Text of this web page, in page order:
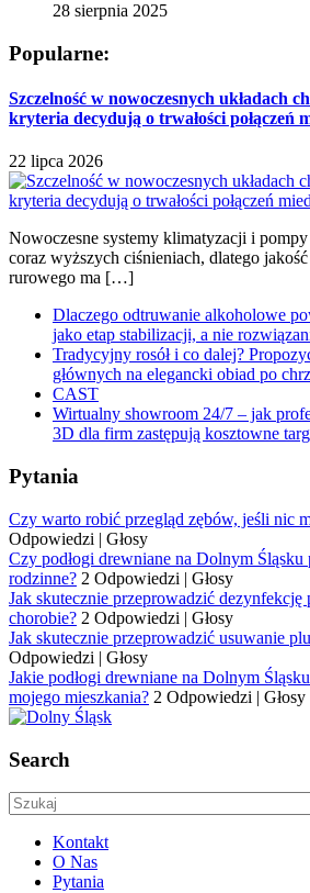
28 sierpnia 2025
Popularne:
Szczelność w nowoczesnych układach
kryteria decydują o trwałości połączeń
22 lipca 2026
Nowoczesne systemy klimatyzacji i pompy
coraz wyższych ciśnieniach, dlatego jakość
rurowego ma […]
Dlaczego odtruwanie alkoholowe
jako etap stabilizacji, a nie
Tradycyjny rosół i co dalej?
głównych na elegancki obiad po
CAST
Wirtualny showroom 24/7 – jak
3D dla firm zastępują kosztowne
Pytania
Czy warto robić przegląd zębów, jeśli nic
Odpowiedzi | Głosy
Czy podłogi drewniane na Dolnym
rodzinne? 2 Odpowiedzi | Głosy
Jak skutecznie przeprowadzić dezynfekcję
chorobie? 2 Odpowiedzi | Głosy
Jak skutecznie przeprowadzić usuwanie
Odpowiedzi | Głosy
Jakie podłogi drewniane na Dolnym
mojego mieszkania? 2 Odpowiedzi | Głosy
Search
Kontakt
O Nas
Pytania